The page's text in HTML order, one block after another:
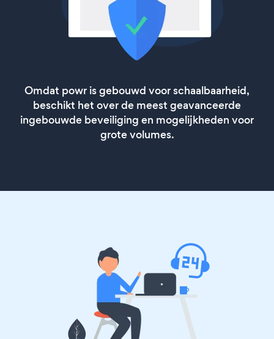
Omdat powr is gebouwd voor schaalbaarheid,
beschikt het over de meest geavanceerde
ingebouwde beveiliging en mogelijkheden voor
grote volumes.